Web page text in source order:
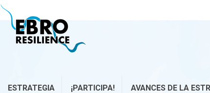
ESTRATEGIA ¡PARTICIPA! AVANCES DE LA